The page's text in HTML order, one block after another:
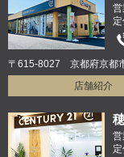
〒615-8027 京都府京都
店舗紹介